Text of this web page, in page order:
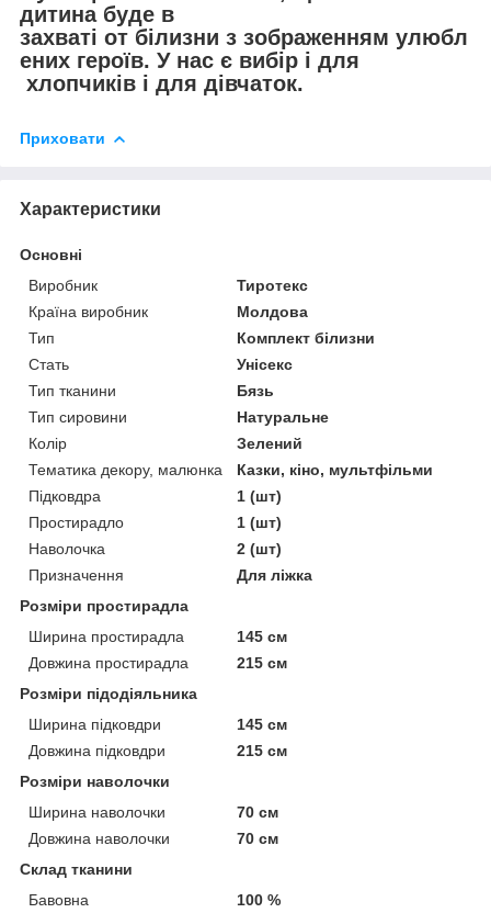
дитина буде в
захваті от білизни з зображенням улюбл
ених героїв. У нас є вибір і для
хлопчиків і для дівчаток.
Приховати
Характеристики
Основні
Виробник
Тиротекс
Країна виробник
Молдова
Тип
Комплект білизни
Стать
Унісекс
Тип тканини
Бязь
Тип сировини
Натуральне
Колір
Зелений
Тематика декору, малюнка
Казки, кіно, мультфільми
Підковдра
1 (шт)
Простирадло
1 (шт)
Наволочка
2 (шт)
Призначення
Для ліжка
Розміри простирадла
Ширина простирадла
145 см
Довжина простирадла
215 см
Розміри підодіяльника
Ширина підковдри
145 см
Довжина підковдри
215 см
Розміри наволочки
Ширина наволочки
70 см
Довжина наволочки
70 см
Склад тканини
Бавовна
100 %